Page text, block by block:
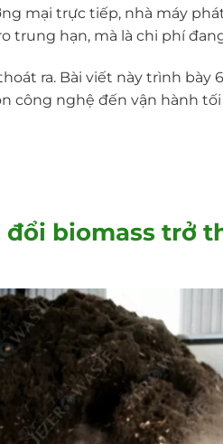
mại trực tiếp, nhà máy
trung hạn, mà là chi phí
ra. Bài viết này trình
công nghệ đến vận hành
biomass trở